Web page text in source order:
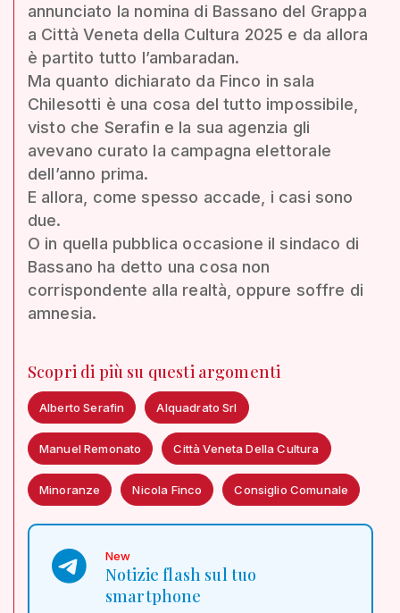
annunciato la nomina di Bassano del Grappa
a Città Veneta della Cultura 2025 e da allora
è partito tutto l’ambaradan.
Ma quanto dichiarato da Finco in sala
Chilesotti è una cosa del tutto impossibile,
visto che Serafin e la sua agenzia gli
avevano curato la campagna elettorale
dell’anno prima.
E allora, come spesso accade, i casi sono
due.
O in quella pubblica occasione il sindaco di
Bassano ha detto una cosa non
corrispondente alla realtà, oppure soffre di
amnesia.
Scopri di più su questi argomenti
Alberto Serafin Alquadrato Srl
Manuel Remonato Città Veneta Della Cultura
Minoranze Nicola Finco Consiglio Comunale
New
Notizie flash sul tuo
smartphone